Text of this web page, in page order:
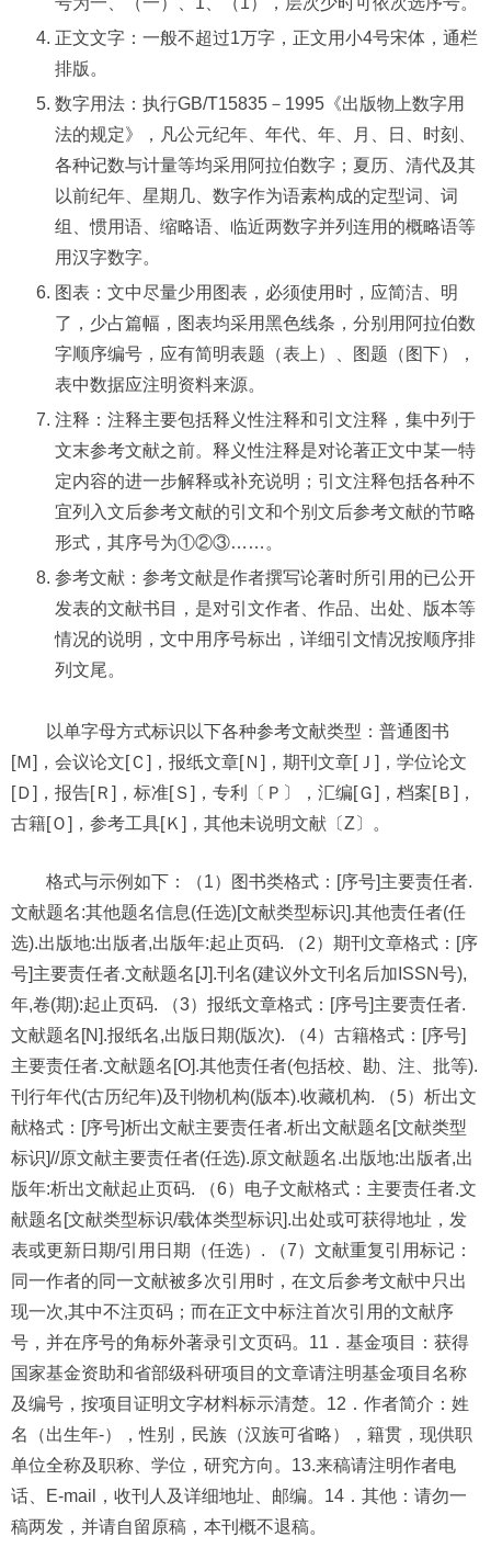
正文文字：一般不超过1万字，正文用小4号宋体，通栏
排版。
数字用法：执行GB/T15835－1995《出版物上数字用
法的规定》，凡公元纪年、年代、年、月、日、时刻、
各种记数与计量等均采用阿拉伯数字；夏历、清代及其
以前纪年、星期几、数字作为语素构成的定型词、词
组、惯用语、缩略语、临近两数字并列连用的概略语等
用汉字数字。
图表：文中尽量少用图表，必须使用时，应简洁、明
了，少占篇幅，图表均采用黑色线条，分别用阿拉伯数
字顺序编号，应有简明表题（表上）、图题（图下），
表中数据应注明资料来源。
注释：注释主要包括释义性注释和引文注释，集中列于
文末参考文献之前。释义性注释是对论著正文中某一特
定内容的进一步解释或补充说明；引文注释包括各种不
宜列入文后参考文献的引文和个别文后参考文献的节略
形式，其序号为①②③……。
参考文献：参考文献是作者撰写论著时所引用的已公开
发表的文献书目，是对引文作者、作品、出处、版本等
情况的说明，文中用序号标出，详细引文情况按顺序排
列文尾。
以单字母方式标识以下各种参考文献类型：普通图书
[Ｍ]，会议论文[Ｃ]，报纸文章[Ｎ]，期刊文章[Ｊ]，学位论文
[Ｄ]，报告[Ｒ]，标准[Ｓ]，专利〔Ｐ〕，汇编[Ｇ]，档案[Ｂ]，
古籍[Ｏ]，参考工具[Ｋ]，其他未说明文献〔Z〕。
格式与示例如下：（1）图书类格式：[序号]主要责任者.
文献题名:其他题名信息(任选)[文献类型标识].其他责任者(任
选).出版地:出版者,出版年:起止页码. （2）期刊文章格式：[序
号]主要责任者.文献题名[J].刊名(建议外文刊名后加ISSN号),
年,卷(期):起止页码. （3）报纸文章格式：[序号]主要责任者.
文献题名[N].报纸名,出版日期(版次). （4）古籍格式：[序号]
主要责任者.文献题名[O].其他责任者(包括校、勘、注、批等).
刊行年代(古历纪年)及刊物机构(版本).收藏机构. （5）析出文
献格式：[序号]析出文献主要责任者.析出文献题名[文献类型
标识]//原文献主要责任者(任选).原文献题名.出版地:出版者,出
版年:析出文献起止页码. （6）电子文献格式：主要责任者.文
献题名[文献类型标识/载体类型标识].出处或可获得地址，发
表或更新日期/引用日期（任选）. （7）文献重复引用标记：
同一作者的同一文献被多次引用时，在文后参考文献中只出
现一次,其中不注页码；而在正文中标注首次引用的文献序
号，并在序号的角标外著录引文页码。11．基金项目：获得
国家基金资助和省部级科研项目的文章请注明基金项目名称
及编号，按项目证明文字材料标示清楚。12．作者简介：姓
名（出生年-），性别，民族（汉族可省略），籍贯，现供职
单位全称及职称、学位，研究方向。13.来稿请注明作者电
话、E-mail，收刊人及详细地址、邮编。14．其他：请勿一
稿两发，并请自留原稿，本刊概不退稿。